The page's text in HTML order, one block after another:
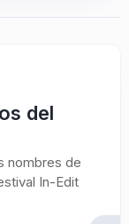
del
nombres de
In-Edit